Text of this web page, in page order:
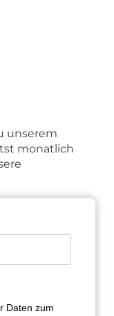
unserem
monatlich
Daten zum